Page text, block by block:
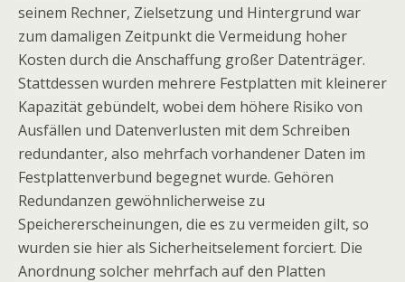
seinem Rechner, Zielsetzung und Hintergrund war
zum damaligen Zeitpunkt die Vermeidung hoher
Kosten durch die Anschaffung großer Datenträger.
Stattdessen wurden mehrere Festplatten mit kleinerer
Kapazität gebündelt, wobei dem höhere Risiko von
Ausfällen und Datenverlusten mit dem Schreiben
redundanter, also mehrfach vorhandener Daten im
Festplattenverbund begegnet wurde. Gehören
Redundanzen gewöhnlicherweise zu
Speichererscheinungen, die es zu vermeiden gilt, so
wurden sie hier als Sicherheitselement forciert. Die
Anordnung solcher mehrfach auf den Platten